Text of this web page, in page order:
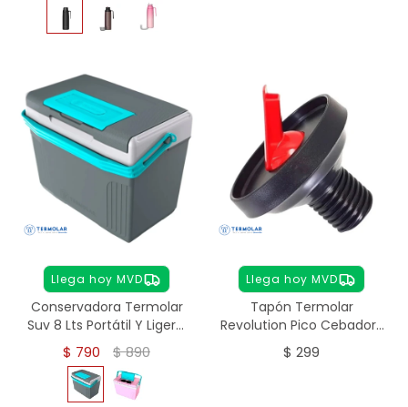
Llega hoy MVD
Conservadora Termolar
Suv 8 Lts Portátil Y Ligero.
- GRIS
$ 790 $890
Llega hoy MVD
Tapón Termolar
Revolution Pico Cebador 1
Lt
$ 299